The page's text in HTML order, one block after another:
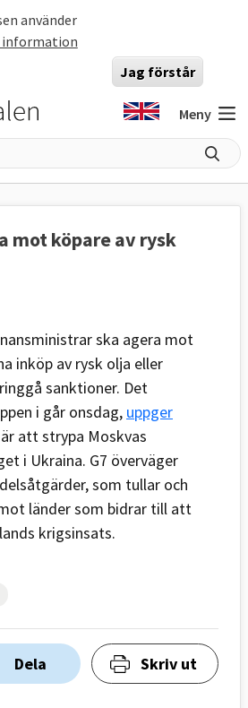
använder
information
Jag förstår
Meny
mot köpare av rysk
ska agera mot
inköp av rysk olja eller
sanktioner. Det
i går onsdag, uppger
att strypa Moskvas
i Ukraina. G7 överväger
som tullar och
länder som bidrar till att
krigsinsats.
Dela Skriv ut